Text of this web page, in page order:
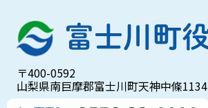
〒400-0592
山梨県南巨摩郡富士川町天神中條1134